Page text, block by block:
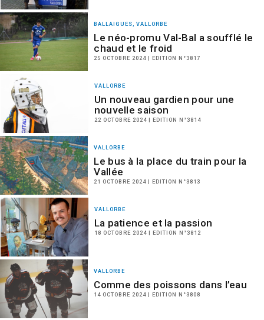
BALLAIGUES, VALLORBE
Le néo-promu Val-Bal a soufflé le
chaud et le froid
25 OCTOBRE 2024 | EDITION N°3817
VALLORBE
Un nouveau gardien pour une
nouvelle saison
22 OCTOBRE 2024 | EDITION N°3814
VALLORBE
Le bus à la place du train pour la
Vallée
21 OCTOBRE 2024 | EDITION N°3813
VALLORBE
La patience et la passion
18 OCTOBRE 2024 | EDITION N°3812
VALLORBE
Comme des poissons dans l’eau
14 OCTOBRE 2024 | EDITION N°3808